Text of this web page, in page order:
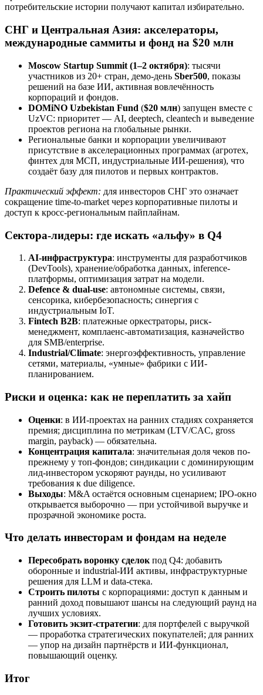
потребительские истории получают капитал избирательно.
СНГ и Центральная Азия: акселераторы,
международные саммиты и фонд на $20 млн
Moscow Startup Summit (1–2 октября): тысячи
участников из 20+ стран, демо-день Sber500, показы
решений на базе ИИ, активная вовлечённость
корпораций и фондов.
DOMiNO Uzbekistan Fund ($20 млн) запущен вместе с
UzVC: приоритет — AI, deeptech, cleantech и выведение
проектов региона на глобальные рынки.
Региональные банки и корпорации увеличивают
присутствие в акселерационных программах (агротех,
финтех для МСП, индустриальные ИИ-решения), что
создаёт базу для пилотов и первых контрактов.
Практический эффект: для инвесторов СНГ это означает
сокращение time-to-market через корпоративные пилоты и
доступ к кросс-региональным пайплайнам.
Сектора-лидеры: где искать «альфу» в Q4
AI-инфраструктура: инструменты для разработчиков
(DevTools), хранение/обработка данных, inference-
платформы, оптимизация затрат на модели.
Defence & dual-use: автономные системы, связи,
сенсорика, кибербезопасность; синергия с
индустриальным IoT.
Fintech B2B: платежные оркестраторы, риск-
менеджмент, комплаенс-автоматизация, казначейство
для SMB/enterprise.
Industrial/Climate: энергоэффективность, управление
сетями, материалы, «умные» фабрики с ИИ-
планированием.
Риски и оценка: как не переплатить за хайп
Оценки: в ИИ-проектах на ранних стадиях сохраняется
премия; дисциплина по метрикам (LTV/CAC, gross
margin, payback) — обязательна.
Концентрация капитала: значительная доля чеков по-
прежнему у топ-фондов; синдикации с доминирующим
лид-инвестором ускоряют раунды, но усиливают
требования к due diligence.
Выходы: M&A остаётся основным сценарием; IPO-окно
открывается выборочно — при устойчивой выручке и
прозрачной экономике роста.
Что делать инвесторам и фондам на неделе
Пересобрать воронку сделок под Q4: добавить
оборонные и industrial-ИИ активы, инфраструктурные
решения для LLM и data-стека.
Строить пилоты с корпорациями: доступ к данным и
ранний доход повышают шансы на следующий раунд на
лучших условиях.
Готовить экзит-стратегии: для портфелей с выручкой
— проработка стратегических покупателей; для ранних
— упор на дизайн партнёрств и ИИ-функционал,
повышающий оценку.
Итог